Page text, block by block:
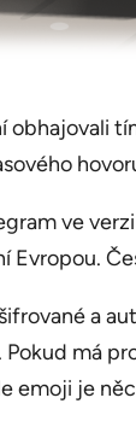
ve
a
má
emoji je